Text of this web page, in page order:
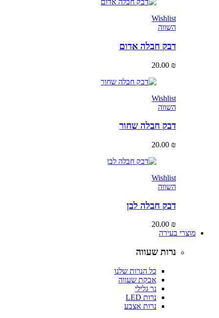
Wishlist
דבק חבלה אדום
20.00
Wishlist
דבק חבלה שחור
20.00
Wishlist
דבק חבלה לבן
20.00
מוצרי בעירה
נרות שעווה
כל הנרות שלנו
אבקת שעווה
נר גלילי
נרות LED
נרות אצבע